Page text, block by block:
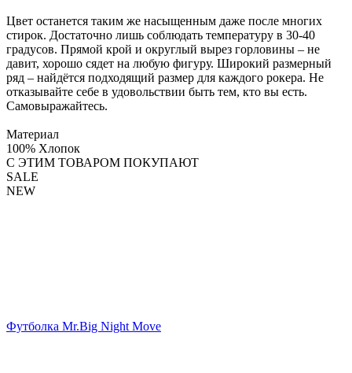
Цвет останется таким же насыщенным даже после многих
стирок. Достаточно лишь соблюдать температуру в 30-40
градусов. Прямой крой и округлый вырез горловины – не
давит, хорошо сядет на любую фигуру. Широкий размерный
ряд – найдётся подходящий размер для каждого рокера. Не
отказывайте себе в удовольствии быть тем, кто вы есть.
Самовыражайтесь.
Материал
100% Хлопок
С ЭТИМ ТОВАРОМ ПОКУПАЮТ
SALE
NEW
Футболка Mr.Big Night Move